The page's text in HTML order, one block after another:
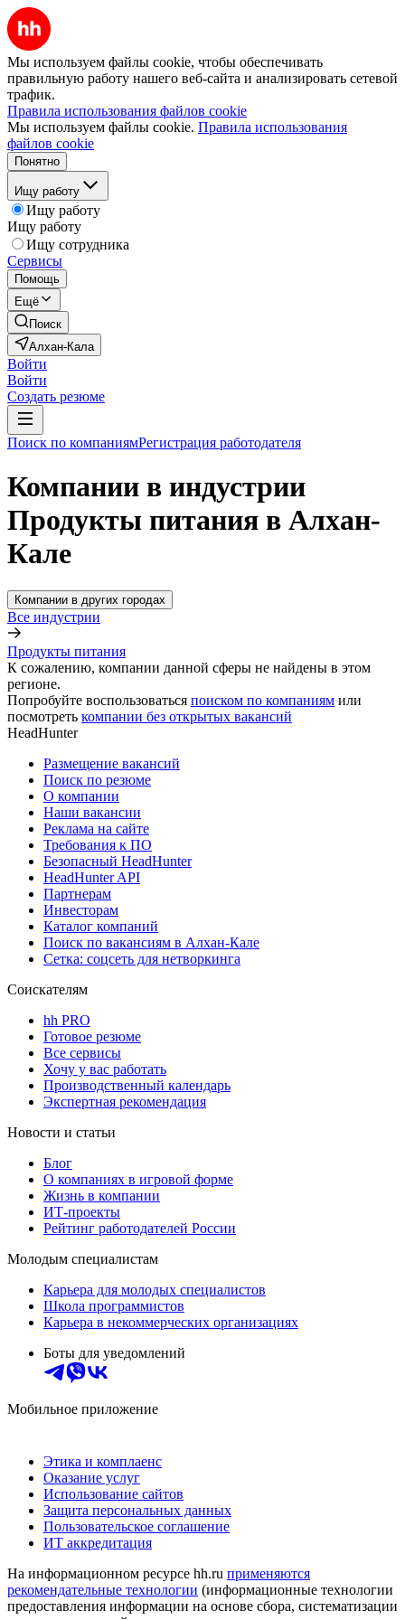
Мы используем файлы cookie, чтобы обеспечивать
правильную работу нашего веб-сайта и анализировать сетевой
трафик.
Правила использования файлов cookie
Мы используем файлы cookie. Правила использования
файлов cookie
Понятно
Ищу работу
Ищу работу
Ищу работу
Ищу сотрудника
Сервисы
Помощь
Ещё
Поиск
Алхан-Кала
Войти
Войти
Создать резюме
Поиск по компаниямРегистрация работодателя
Компании в индустрии
Продукты питания в Алхан-
Кале
Компании в других городах
Все индустрии
Продукты питания
К сожалению, компании данной сферы не найдены в этом
регионе.
Попробуйте воспользоваться поиском по компаниям или
посмотреть компании без открытых вакансий
HeadHunter
Размещение вакансий
Поиск по резюме
О компании
Наши вакансии
Реклама на сайте
Требования к ПО
Безопасный HeadHunter
HeadHunter API
Партнерам
Инвесторам
Каталог компаний
Поиск по вакансиям в Алхан-Кале
Сетка: соцсеть для нетворкинга
Соискателям
hh PRO
Готовое резюме
Все сервисы
Хочу у вас работать
Производственный календарь
Экспертная рекомендация
Новости и статьи
Блог
О компаниях в игровой форме
Жизнь в компании
ИТ-проекты
Рейтинг работодателей России
Молодым специалистам
Карьера для молодых специалистов
Школа программистов
Карьера в некоммерческих организациях
Боты для уведомлений
Мобильное приложение
Этика и комплаенс
Оказание услуг
Использование сайтов
Защита персональных данных
Пользовательское соглашение
ИТ аккредитация
На информационном ресурсе hh.ru применяются
рекомендательные технологии (информационные технологии
предоставления информации на основе сбора, систематизации